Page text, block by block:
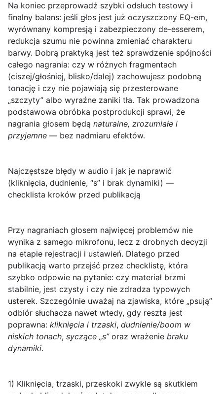
Na koniec przeprowadź szybki odsłuch testowy i
finalny balans: jeśli głos jest już oczyszczony EQ-em,
wyrównany kompresją i zabezpieczony de-esserem,
redukcja szumu nie powinna zmieniać charakteru
barwy. Dobrą praktyką jest też sprawdzenie spójności
całego nagrania: czy w różnych fragmentach
(ciszej/głośniej, blisko/dalej) zachowujesz podobną
tonację i czy nie pojawiają się przesterowane
„szczyty” albo wyraźne zaniki tła. Tak prowadzona
podstawowa obróbka postprodukcji sprawi, że
nagrania głosem będą naturalne, zrozumiałe i
przyjemne — bez nadmiaru efektów.
Najczęstsze błędy w audio i jak je naprawić
(kliknięcia, dudnienie, “s” i brak dynamiki) —
checklista kroków przed publikacją
Przy nagraniach głosem najwięcej problemów nie
wynika z samego mikrofonu, lecz z drobnych decyzji
na etapie rejestracji i ustawień. Dlatego przed
publikacją warto przejść przez checklistę, która
szybko odpowie na pytanie: czy materiał brzmi
stabilnie, jest czysty i czy nie zdradza typowych
usterek. Szczególnie uważaj na zjawiska, które „psują”
odbiór słuchacza nawet wtedy, gdy reszta jest
poprawna: kliknięcia i trzaski, dudnienie/boom w
niskich tonach, syczące „s”oraz wrażenie braku
dynamiki.
1) Kliknięcia, trzaski, przeskoki zwykle są skutkiem